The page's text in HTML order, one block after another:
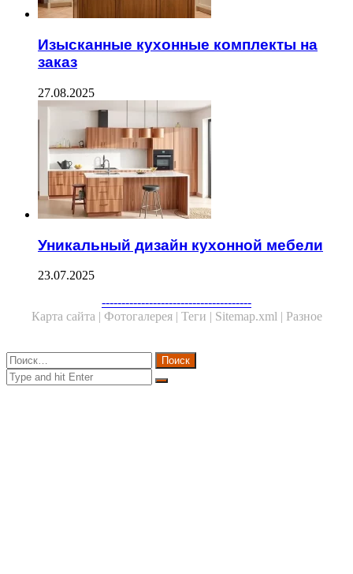
Изысканные кухонные комплекты на
заказ
27.08.2025
Уникальный дизайн кухонной мебели
23.07.2025
--------------------------------------
Карта сайта | Фотогалерея | Теги | Sitemap.xml | Разное
Close
Найти:
Close
Search